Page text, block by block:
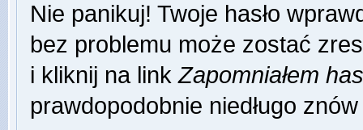
Nie panikuj! Twoje hasło
bez problemu może zostać
i kliknij na linkZapomniałem
prawdopodobnie niedługo